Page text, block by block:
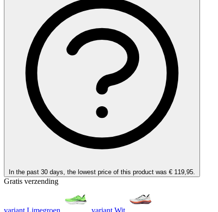
In the past 30 days, the lowest price of this product was € 119,95.
Gratis verzending
variant Limegroen variant Wit